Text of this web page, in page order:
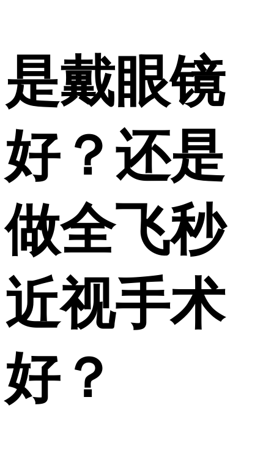
是戴眼镜
好？还是
做全飞秒
近视手术
好？